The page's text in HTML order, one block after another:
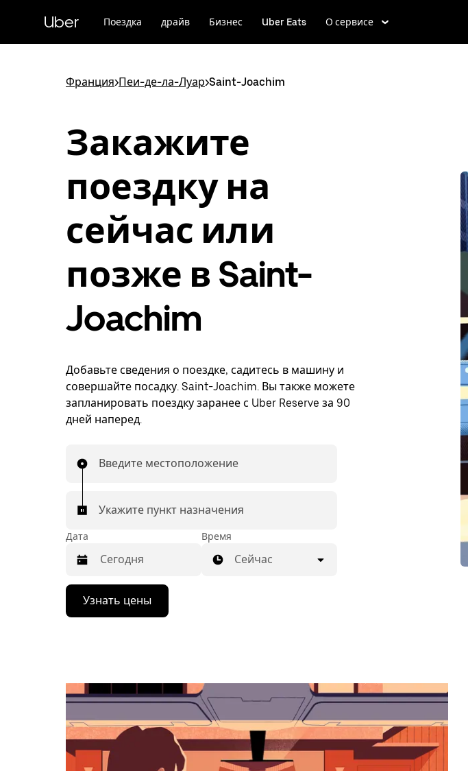
к
Uber Поездка драйв Бизнес Uber Eats О сервисе
Франция>Пеи-де-ла-Луар>Saint-Joachim
Закажите
поездку на
сейчас или
позже в Saint-
Joachim
Добавьте сведения о поездке, садитесь в машину и
совершайте посадку. Saint-Joachim. Вы также можете
запланировать поездку заранее с Uber Reserve за 90
дней наперед.
Введите местоположение
Укажите пункт назначения
Дата
Нажмите
стрелку
вниз,
выбрать
дату.
закрыть
календарь,
нажмите
Esc.
Время
Сейчас
Узнать цены